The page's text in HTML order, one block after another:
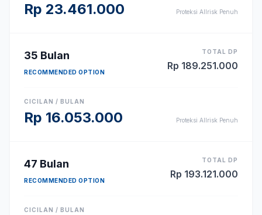
Rp 23.461.000 Proteksi Allrisk Penuh
35 Bulan
RECOMMENDED OPTION
TOTAL DP
Rp 189.251.000
CICILAN / BULAN
Rp 16.053.000 Proteksi Allrisk Penuh
47 Bulan
RECOMMENDED OPTION
TOTAL DP
Rp 193.121.000
CICILAN / BULAN